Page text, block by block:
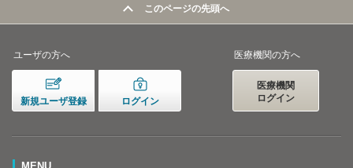
このページの先頭へ
ユーザの方へ
新規ユーザ登録 ログイン
医療機関の方へ
医療機関
ログイン